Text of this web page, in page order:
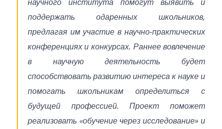
поддержать одаренных школьников,
предлагая им участие в научно-практических
конференциях и конкурсах. Раннее вовлечение
в научную деятельность будет
способствовать развитию интереса к науке и
помогать школьникам определиться с
будущей профессией. Проект поможет
реализовать «обучение через исследование» и